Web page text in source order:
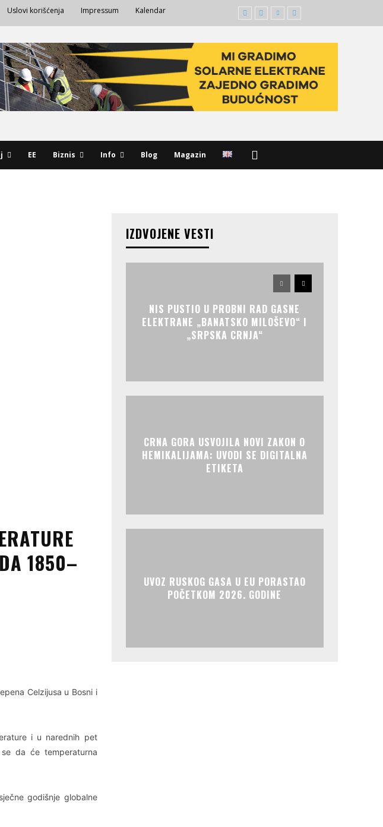
Uslovi korišćenja Impressum Kalendar
EE Biznis Info Blog Magazin
1850–
Celzijusa u Bosni i
i u narednih pet
da će temperaturna
godišnje globalne
IZDVOJENE VESTI
NIS PUSTIO U PROBNI RAD GASNE
ELEKTRANE „BANATSKO MILOŠEVO“ I
„SRPSKA CRNJA“
CRNA GORA USVOJILA NOVI ZAKON O
HEMIKALIJAMA: UVODI SE DIGITALNA
ETIKETA
UVOZ RUSKOG GASA U EU PORASTAO
POČETKOM 2026. GODINE